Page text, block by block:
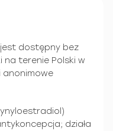
dostępny bez
na terenie Polski w
anonimowe
działa